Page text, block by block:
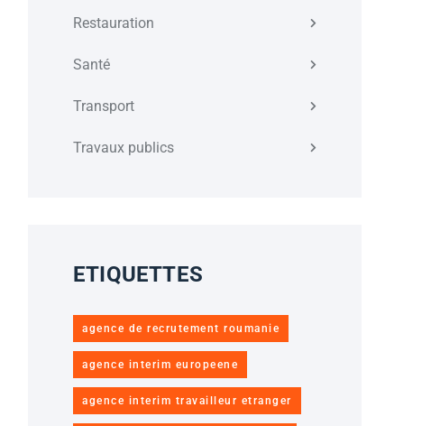
Restauration
Santé
Transport
Travaux publics
ETIQUETTES
agence de recrutement roumanie
agence interim europeene
agence interim travailleur etranger